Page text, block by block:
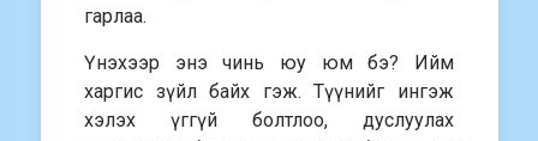
гарлаа.
Үнэхээр энэ чинь юу юм бэ? Ийм
харгис зүйл байх гэж. Түүнийг ингэж
хэлэх үггүй болтлоо, дуслуулах